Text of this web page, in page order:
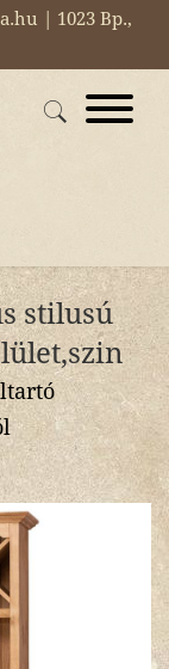
| 1023 Bp.,
stilusú